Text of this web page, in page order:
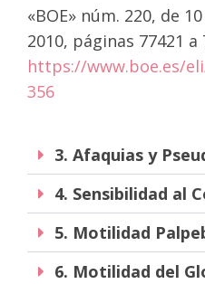
«BOE» núm. 220, de
2010, páginas 77421 a
https://www.boe.es/
356
3. Afaquias y
4. Sensibilidad al
5. Motilidad
6. Motilidad del